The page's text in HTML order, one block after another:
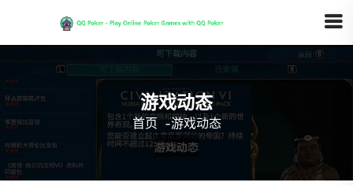
游戏动态
首页 -游戏动态